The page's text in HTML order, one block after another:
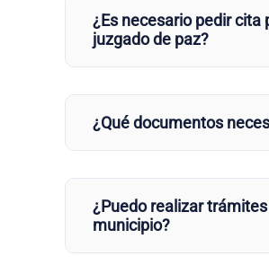
¿Es necesario pedir cita
juzgado de paz?
¿Qué documentos
¿Puedo realizar
municipio?